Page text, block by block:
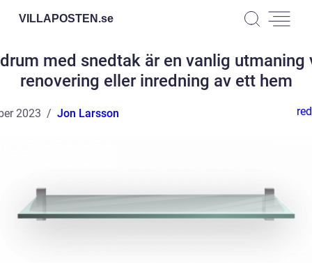
VILLAPOSTEN.se
med snedtak är en vanlig utmaning
renovering eller inredning av ett hem
2023 Jon Larsson